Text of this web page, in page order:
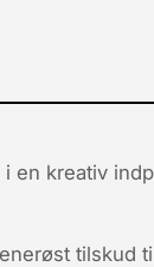
en kreativ
tilskud